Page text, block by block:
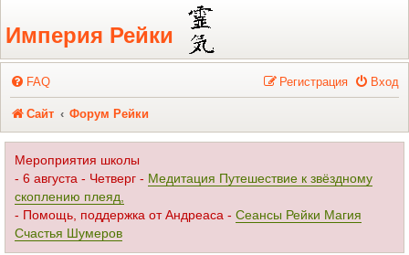
Регистрация
Империя Рейки
FAQ Вход
Регистрация
Сайт Форум Рейки
Мероприятия школы
- 6 августа - Четверг - Медитация Путешествие к звёздному
скоплению плеяд,
- Помощь, поддержка от Андреаса - Сеансы Рейки Магия
Счастья Шумеров